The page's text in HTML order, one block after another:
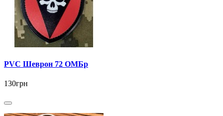
PVC Шеврон 72 ОМБр
130грн